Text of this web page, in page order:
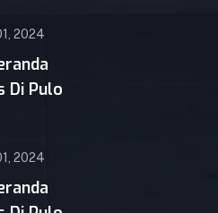
2024
Di Pulo
2024